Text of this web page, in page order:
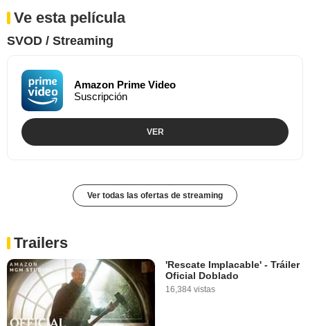
Ve esta película
SVOD / Streaming
Amazon Prime Video
Suscripción
VER
Ver todas las ofertas de streaming
Trailers
'Rescate Implacable' - Tráiler
Oficial Doblado
16,384 vistas